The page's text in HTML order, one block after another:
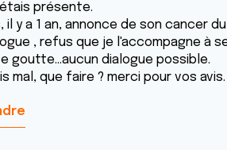
présente.
il y a 1 an, annonce de son cancer
, refus que je l'accompagne à
goutte...aucun dialogue possible.
mal, que faire ? merci pour vos avis.